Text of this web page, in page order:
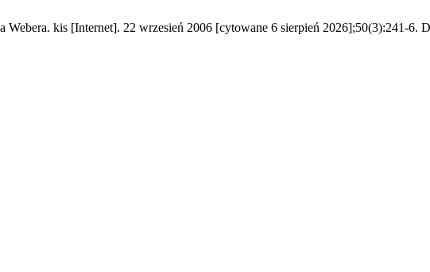
kis [Internet]. 22 wrzesień 2006 [cytowane 6 sierpień 2026];50(3):241-6.